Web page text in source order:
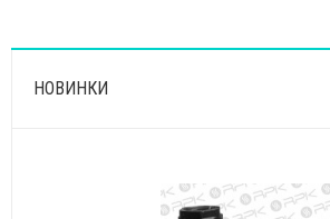
НОВИНКИ